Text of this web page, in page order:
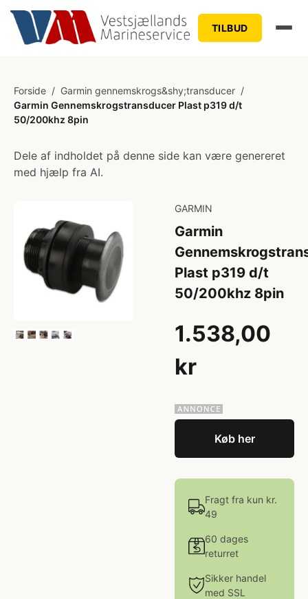
TILBUD
Forside / Garmin gennemskrogs&shy;transducer /
Garmin Gennemskrogstransducer Plast p319 d/t
50/200khz 8pin
Dele af indholdet på denne side kan være genereret
med hjælp fra AI.
GARMIN
Garmin
Plast p319 d/t
50/200khz 8pin
1.538,00
kr
Køb her
Fragt fra kun kr.
49
60 dages
returret
Sikker handel
med SSL